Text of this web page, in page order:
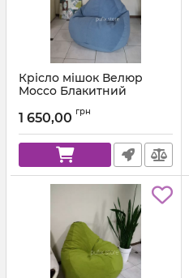
Крісло мішок Велюр
Mocco Блакитний
1 650,00 грн